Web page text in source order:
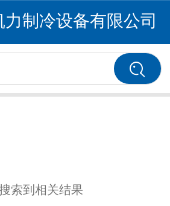
力制冷设备有限公司
索到相关结果